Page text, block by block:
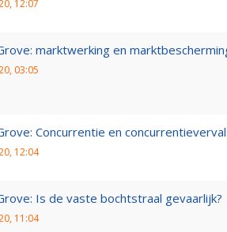
12:07
marktwerking en
03:05
Concurrentie en
12:04
Is de vaste bochtstraal gevaarlijk?
11:04